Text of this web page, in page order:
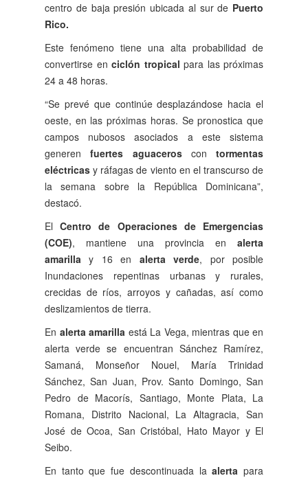
centro de baja presión ubicada al sur de Puerto
Rico.
Este fenómeno tiene una alta probabilidad de
convertirse en ciclón tropical para las próximas
24 a 48 horas.
“Se prevé que continúe desplazándose hacia el
oeste, en las próximas horas. Se pronostica que
campos nubosos asociados a este sistema
generenfuertes aguaceros con tormentas
eléctricasy ráfagas de viento en el transcurso de
la semana sobre la República Dominicana”,
destacó.
ElCentro de Operaciones de Emergencias
(COE), mantiene una provincia en alerta
amarilla y 16 en alerta verde, por posible
Inundaciones repentinas urbanas y rurales,
crecidas de ríos, arroyos y cañadas, así como
deslizamientos de tierra.
En alerta amarilla está La Vega, mientras que en
alerta verde se encuentran Sánchez Ramírez,
Samaná, Monseñor Nouel, María Trinidad
Sánchez, San Juan, Prov. Santo Domingo, San
Pedro de Macorís, Santiago, Monte Plata, La
Romana, Distrito Nacional, La Altagracia, San
José de Ocoa, San Cristóbal, Hato Mayor y El
Seibo.
En tanto que fue descontinuada laalertapara